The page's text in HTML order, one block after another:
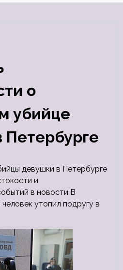
о
убийце
девушки в Петербурге
и
в новости В
утопил подругу в